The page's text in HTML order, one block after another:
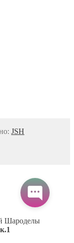
JSH
Шароделы